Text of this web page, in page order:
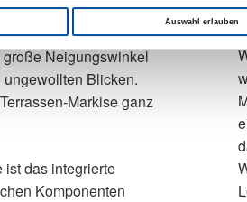
Auswahl erlauben
geschützten Bereich
Schattenspender, der
Neigungswinkel
Blicken.
Markise ganz
ist das integrierte
Komponenten